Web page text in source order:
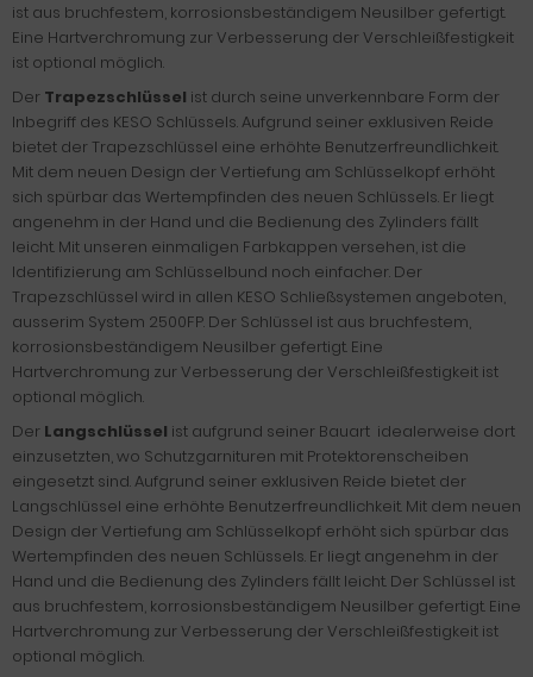
ist aus bruchfestem, korrosionsbeständigem Neusilber gefertigt.
Eine Hartverchromung zur Verbesserung der Verschleißfestigkeit
ist optional möglich.
Der Trapezschlüssel ist durch seine unverkennbare Form der
Inbegriff des KESO Schlüssels. Aufgrund seiner exklusiven Reide
bietet der Trapezschlüssel eine erhöhte Benutzerfreundlichkeit.
Mit dem neuen Design der Vertiefung am Schlüsselkopf erhöht
sich spürbar das Wertempfinden des neuen Schlüssels. Er liegt
angenehm in der Hand und die Bedienung des Zylinders fällt
leicht. Mit unseren einmaligen Farbkappen versehen, ist die
Identifizierung am Schlüsselbund noch einfacher. Der
Trapezschlüssel wird in allen KESO Schließsystemen angeboten,
ausserim System 2500FP. Der Schlüssel ist aus bruchfestem,
korrosionsbeständigem Neusilber gefertigt. Eine
Hartverchromung zur Verbesserung der Verschleißfestigkeit ist
optional möglich.
Der Langschlüssel ist aufgrund seiner Bauart idealerweise dort
einzusetzten, wo Schutzgarnituren mit Protektorenscheiben
eingesetzt sind. Aufgrund seiner exklusiven Reide bietet der
Langschlüssel eine erhöhte Benutzerfreundlichkeit. Mit dem neuen
Design der Vertiefung am Schlüsselkopf erhöht sich spürbar das
Wertempfinden des neuen Schlüssels. Er liegt angenehm in der
Hand und die Bedienung des Zylinders fällt leicht. Der Schlüssel ist
aus bruchfestem, korrosionsbeständigem Neusilber gefertigt. Eine
Hartverchromung zur Verbesserung der Verschleißfestigkeit ist
optional möglich.